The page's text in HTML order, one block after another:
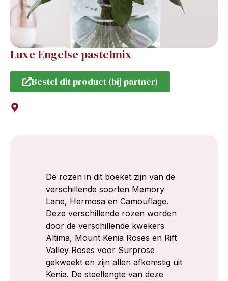
Luxe Engelse pastelmix
Bestel dit product (bij partner)
De rozen in dit boeket zijn van de
verschillende soorten Memory
Lane, Hermosa en Camouflage.
Deze verschillende rozen worden
door de verschillende kwekers
Altima, Mount Kenia Roses en Rift
Valley Roses voor Surprose
gekweekt en zijn allen afkomstig uit
Kenia. De steellengte van deze